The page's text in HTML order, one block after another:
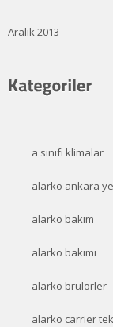
Aralık 2013
a sınıfı klimalar
alarko ankara
alarko bakım
alarko bakımı
alarko brülörler
alarko carrier